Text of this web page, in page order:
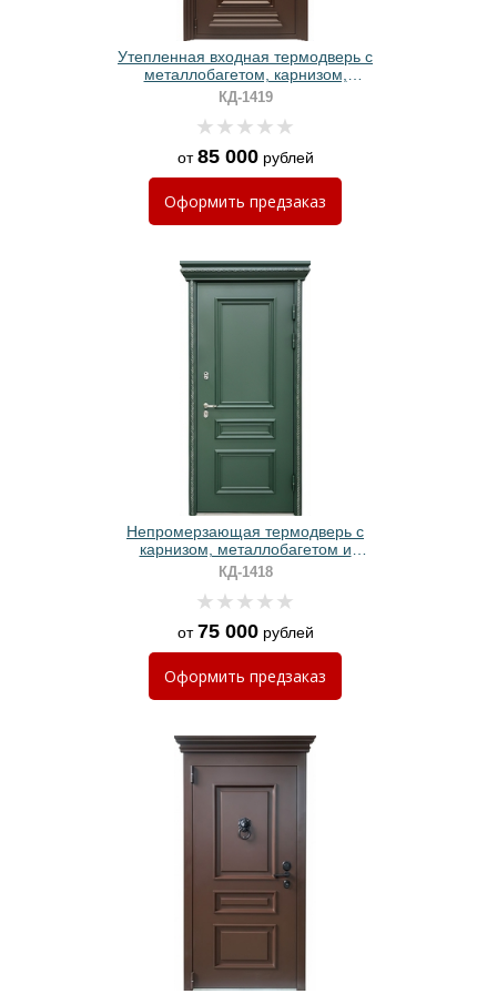
Утепленная входная термодверь с
металлобагетом, карнизом,
стеклопакетом, ковкой и
коричневым полимерным
покрытием
КД-1419
от85 000рублей
Оформить предзаказ
Непромерзающая термодверь с
карнизом, металлобагетом и
полимерной покраской зеленого
цвета
КД-1418
от75 000рублей
Оформить предзаказ